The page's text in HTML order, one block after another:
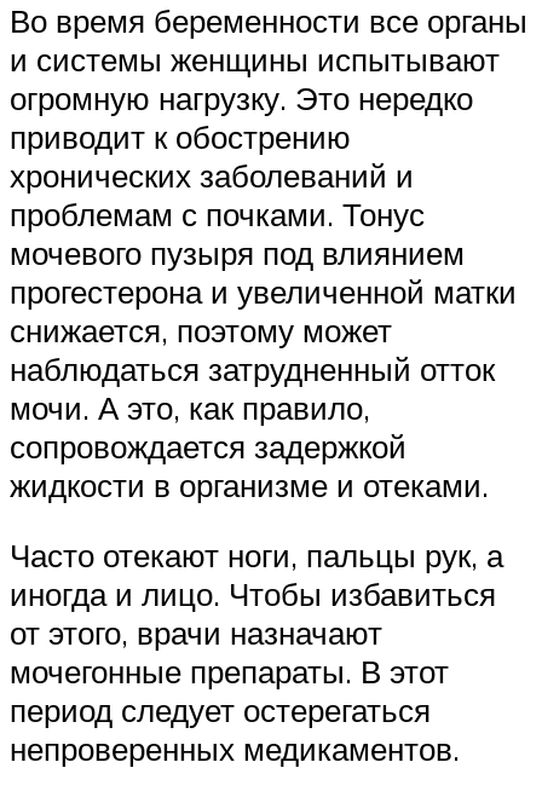
Во время беременности все органы
и системы женщины испытывают
огромную нагрузку. Это нередко
приводит к обострению
хронических заболеваний и
проблемам с почками. Тонус
мочевого пузыря под влиянием
прогестерона и увеличенной матки
снижается, поэтому может
наблюдаться затрудненный отток
мочи. А это, как правило,
сопровождается задержкой
жидкости в организме и отеками.
Часто отекают ноги, пальцы рук, а
иногда и лицо. Чтобы избавиться
от этого, врачи назначают
мочегонные препараты. В этот
период следует остерегаться
непроверенных медикаментов.